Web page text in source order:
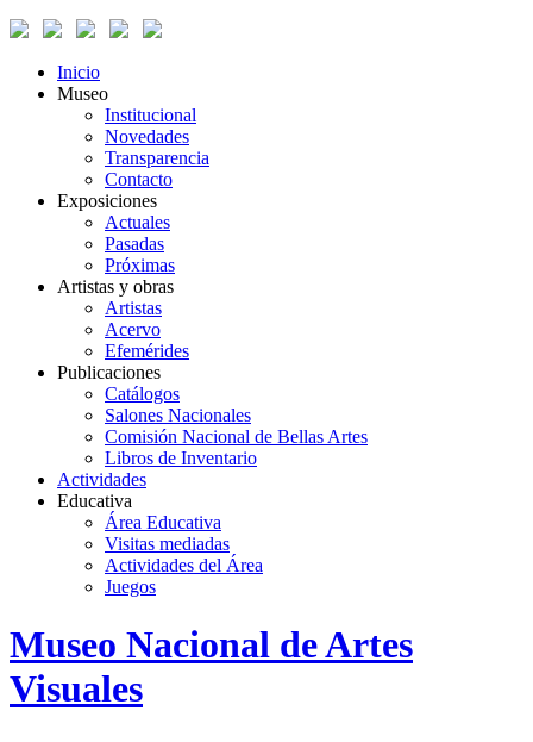
Inicio
Museo
Institucional
Novedades
Transparencia
Contacto
Exposiciones
Actuales
Pasadas
Próximas
Artistas y obras
Artistas
Acervo
Efemérides
Publicaciones
Catálogos
Salones Nacionales
Comisión Nacional de Bellas Artes
Libros de Inventario
Actividades
Educativa
Área Educativa
Visitas mediadas
Actividades del Área
Juegos
Logo
MNAV
Museo Nacional de Artes
Visuales